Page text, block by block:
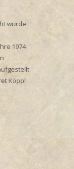
wurde
1974
Köppl